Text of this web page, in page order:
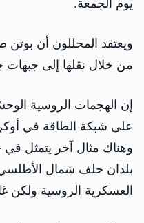
يوم الجمعة.
ويعتقد المحللون أن بوتن
من خلال نقلها إلى جبهات
إن الهجمات الروسية
على شبكة الطاقة في
وهناك مثال آخر يتمثل في
بلدان حلف شمال
العسكرية الروسية ولكن